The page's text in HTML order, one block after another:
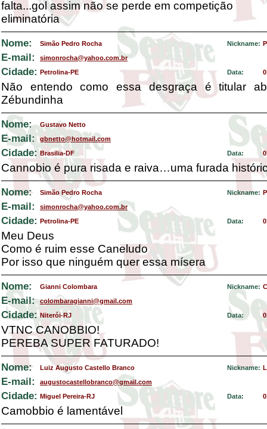
falta...gol assim não se perde em competição
eliminatória
Nome: Simão Pedro Rocha Nickname:
E-mail: simonrocha@yahoo.com.br
Cidade: Petrolina-PE Data:
Não entendo como essa desgraça é titular
Zébundinha
Nome: Gustavo Netto
E-mail: gbnetto@hotmail.com
Cidade: Brasilia-DF Data:
Cannobio é pura risada e raiva…uma furada
Nome: Simão Pedro Rocha Nickname:
E-mail: simonrocha@yahoo.com.br
Cidade: Petrolina-PE Data:
Meu Deus
Como é ruim esse Caneludo
Por isso que ninguém quer essa mísera
Nome: Gianni Colombara Nickname:
E-mail: colombaragianni@gmail.com
Cidade: Niterói-RJ Data:
VTNC CANOBBIO!
PEREBA SUPER FATURADO!
Nome: Luiz Augusto Castello Branco Nickname:
E-mail: augustocastellobranco@gmail.com
Cidade: Miguel Pereira-RJ Data:
Camobbio é lamentável